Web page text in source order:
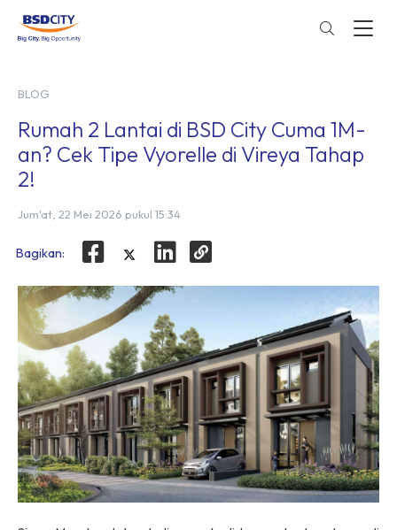
BLOG
Rumah 2 Lantai di BSD City Cuma 1M-
an? Cek Tipe Vyorelle di Vireya Tahap
2!
Jum'at, 22 Mei 2026 pukul 15:34
Bagikan: